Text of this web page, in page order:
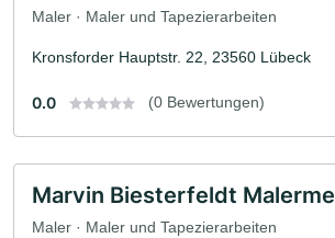
Maler · Maler und Tapezierarbeiten
Kronsforder Hauptstr. 22, 23560 Lübeck
0.0 (0 Bewertungen)
Marvin Biesterfeldt
Maler · Maler und Tapezierarbeiten